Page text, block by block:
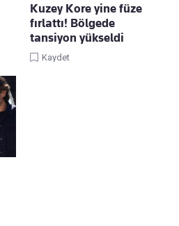
Kuzey Kore yine füze
fırlattı! Bölgede
tansiyon yükseldi
Kaydet